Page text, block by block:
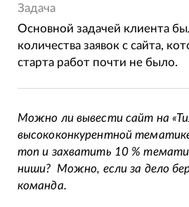
Задача
Основной задачей клиента
количества заявок с сайта,
старта работ почти не было.
Можно ли вывести сайт на
высококонкурентной
топ и захватить 10 %
ниши? Можно, если за дело
команда.